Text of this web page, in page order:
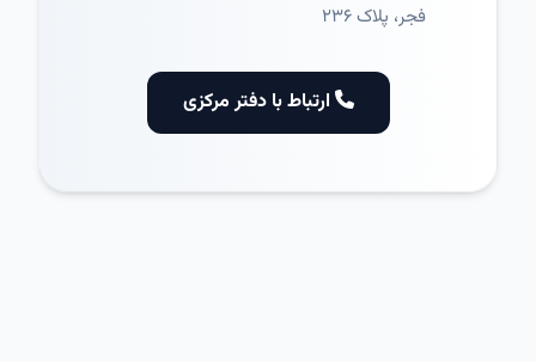
فجر، پلاک ۲۳۶
ارتباط با دفتر مرکزی